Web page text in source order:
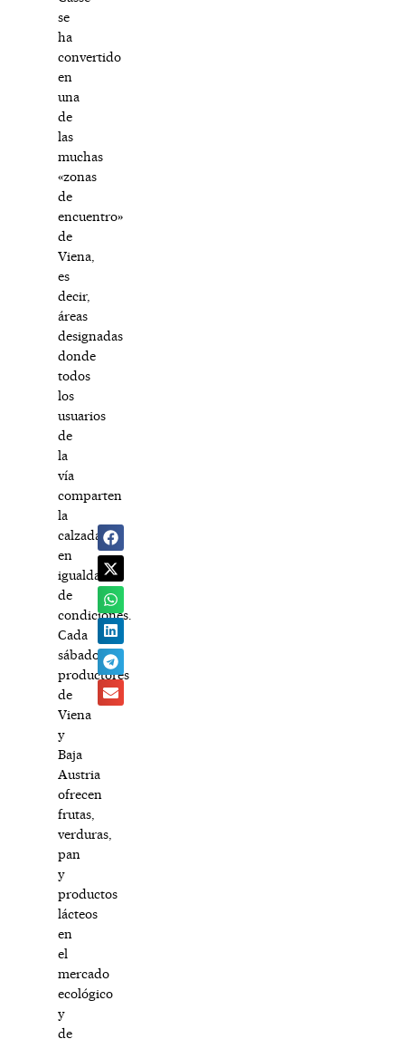
se
ha
convertido
en
una
de
las
muchas
«zonas
de
encuentro»
de
Viena,
es
decir,
áreas
designadas
donde
todos
los
usuarios
de
la
vía
comparten
la
calzada
en
igualdad
de
condiciones.
Cada
sábado,
productores
de
Viena
y
Baja
Austria
ofrecen
frutas,
verduras,
pan
y
productos
lácteos
en
el
mercado
ecológico
y
de